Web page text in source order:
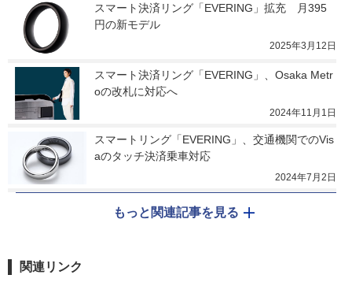
スマート決済リング「EVERING」拡充　月395
円の新モデル
2025年3月12日
スマート決済リング「EVERING」、Osaka Metr
oの改札に対応へ
2024年11月1日
スマートリング「EVERING」、交通機関でのVis
aのタッチ決済乗車対応
2024年7月2日
もっと関連記事を見る
関連リンク